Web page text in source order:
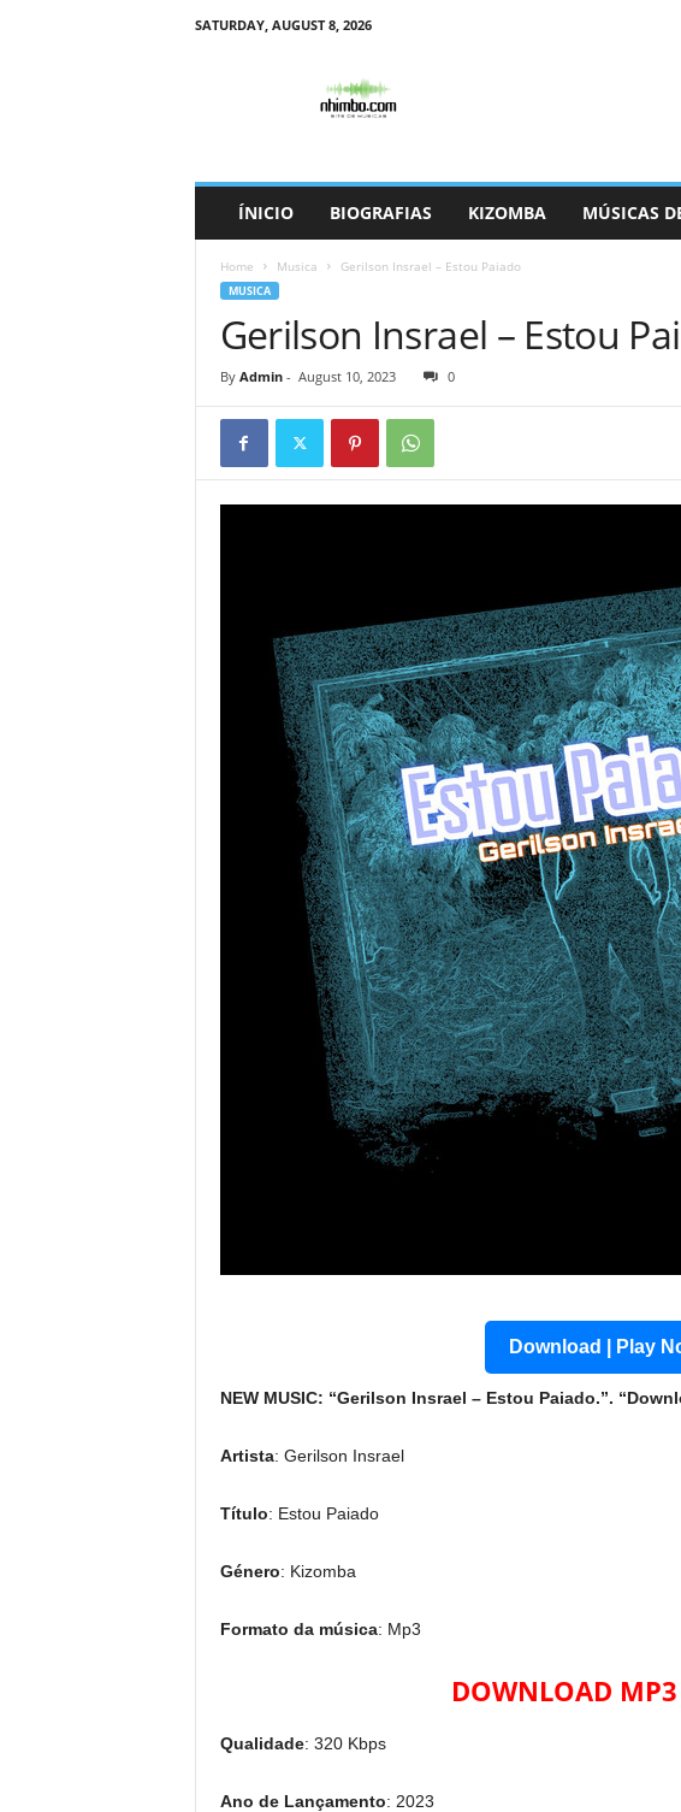
SATURDAY, AUGUST 8, 2026
ÍNICIO BIOGRAFIAS KIZOMBA MÚSICAS
Home Musica Gerilson Insrael – Estou Paiado
MUSICA
Gerilson Insrael – Estou
By Admin- August 10, 2023 0
Download | Play
NEW MUSIC: “Gerilson Insrael – Estou Paiado.”.
Artista: Gerilson Insrael
Título: Estou Paiado
Género: Kizomba
Formato da música: Mp3
DOWNLOAD MP3
Qualidade: 320 Kbps
Ano de Lançamento: 2023